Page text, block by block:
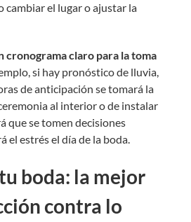
cambiar el lugar o ajustar la
cronograma claro para la toma
si hay pronóstico de lluvia,
de anticipación se tomará la
al interior o de instalar
que se tomen decisiones
el estrés el día de la boda.
boda: la mejor
contra lo